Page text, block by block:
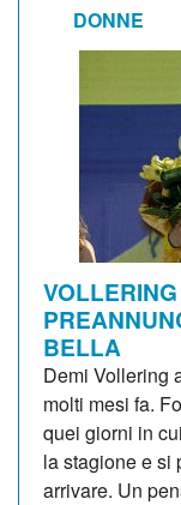
DONNE
BELLA
Demi Vollering
molti mesi fa.
quei giorni in
la stagione e si
arrivare. Un